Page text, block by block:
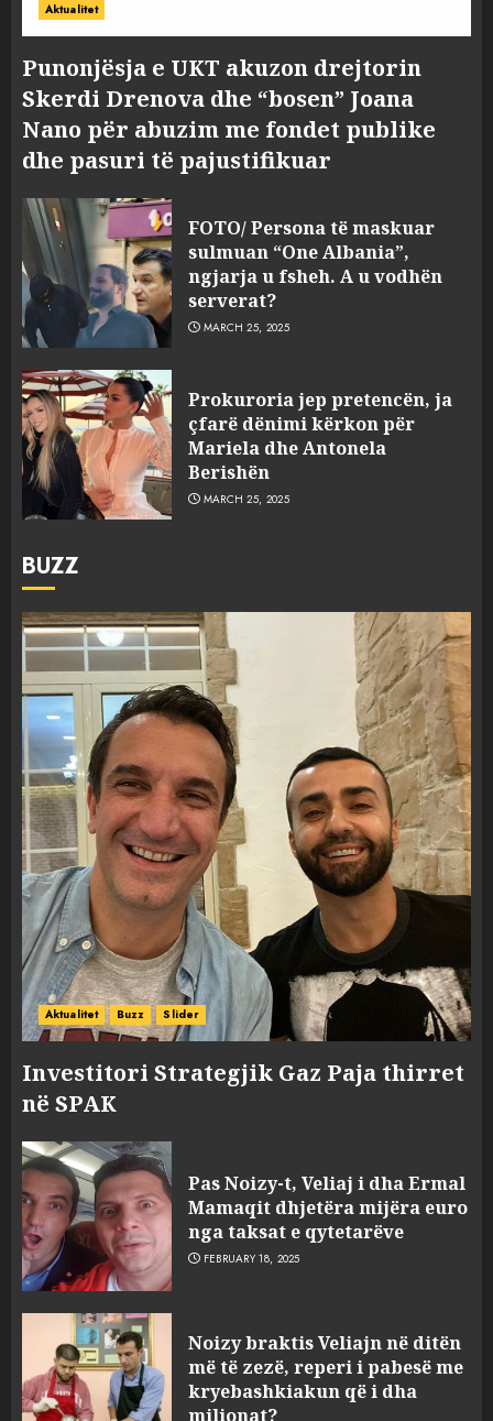
Aktualitet
Punonjësja e UKT akuzon drejtorin
Skerdi Drenova dhe “bosen” Joana
Nano për abuzim me fondet publike
dhe pasuri të pajustifikuar
FOTO/ Persona të maskuar
sulmuan “One Albania”,
ngjarja u fsheh. A u vodhën
serverat?
MARCH 25, 2025
Prokuroria jep pretencën, ja
çfarë dënimi kërkon për
Mariela dhe Antonela
Berishën
MARCH 25, 2025
BUZZ
Aktualitet Buzz Slider
Investitori Strategjik Gaz Paja thirret
në SPAK
Pas Noizy-t, Veliaj i dha Ermal
Mamaqit dhjetëra mijëra euro
nga taksat e qytetarëve
FEBRUARY 18, 2025
Noizy braktis Veliajn në ditën
më të zezë, reperi i pabesë me
kryebashkiakun që i dha
milionat?
sulmuan “One Albania”,
ngjarja u fsheh. A u vodhën
serverat?